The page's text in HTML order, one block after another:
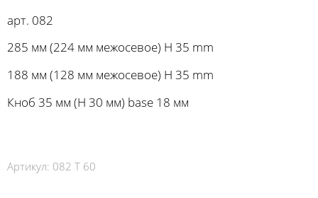
арт. 082
285 мм (224 мм межосевое) H 35 mm
188 мм (128 мм межосевое) H 35 mm
Кноб 35 мм (H 30 мм) base 18 мм
Артикул: 082 Т 60